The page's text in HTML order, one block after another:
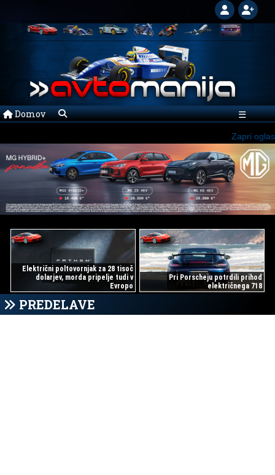
Domov ☰
Zapri oglas
Električni poltovornjak za 28 tisoč
dolarjev, morda pripelje tudi v
Evropo
Pri Porscheju potrdili prihod
električnega 718
PREDELAVE